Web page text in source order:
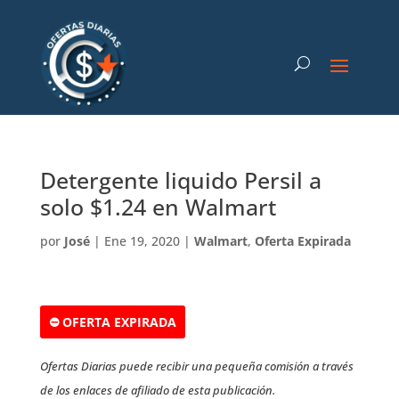
Detergente liquido Persil a
solo $1.24 en Walmart
por José| Ene 19, 2020| Walmart, Oferta Expirada
⛔ OFERTA EXPIRADA
Ofertas Diarias puede recibir una pequeña comisión a través
de los enlaces de afiliado de esta publicación.